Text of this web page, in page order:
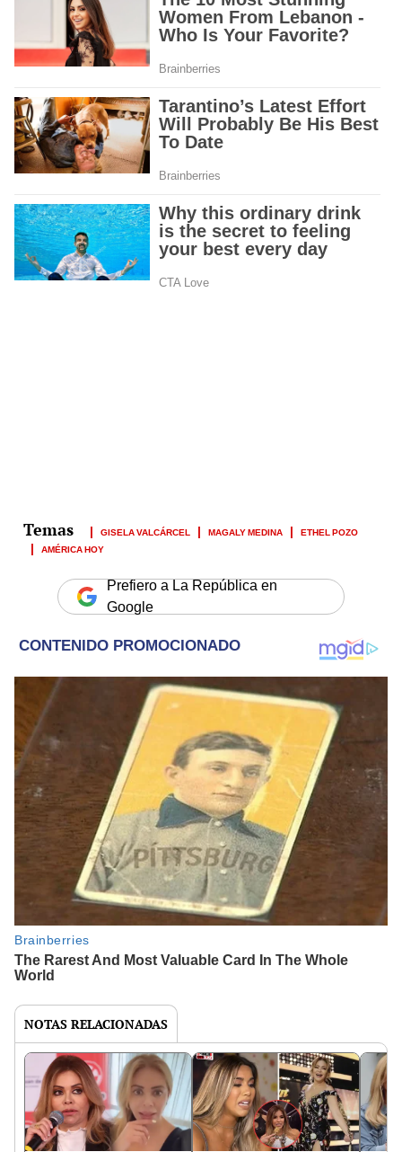
GISELA VALCÁRCEL MAGALY MEDINA
ETHEL POZO
AMÉRICA HOY
Prefiero a La República en
Google
NOTAS RELACIONADAS